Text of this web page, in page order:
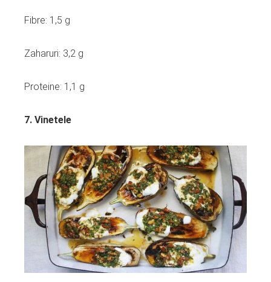
Fibre: 1,5 g
Zaharuri: 3,2 g
Proteine: 1,1 g
7. Vinetele